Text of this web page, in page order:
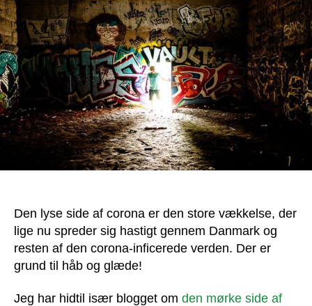
vækkelse
er
begyndt
Den lyse side af corona er den store vækkelse, der
lige nu spreder sig hastigt gennem Danmark og
resten af den corona-inficerede verden. Der er
grund til håb og glæde!
Jeg har hidtil især blogget om den mørke side af